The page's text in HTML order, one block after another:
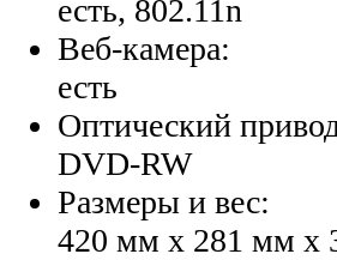
есть, 802.11n
Веб-камера:
есть
Оптический
DVD-RW
Размеры и вес:
420 мм x 281 мм x